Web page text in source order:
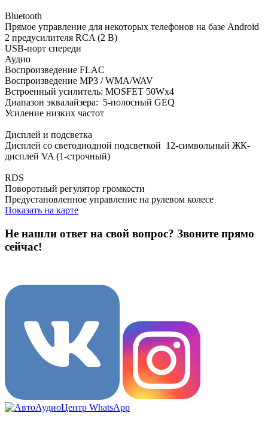
Bluetooth
Прямое управление для некоторых телефонов на базе Android
2 предусилителя RCA (2 В)
USB-порт спереди
Аудио
Воспроизведение FLAC
Воспроизведение MP3 / WMA/WAV
Встроенный усилитель: MOSFET 50Wx4
Диапазон эквалайзера: 5-полосный GEQ
Усиление низких частот
Дисплей и подсветка
Дисплей со светодиодной подсветкой 12-символьный ЖК-
дисплей VA (1-строчный)
RDS
Поворотный регулятор громкости
Предустановленное управление на рулевом колесе
Показать на карте
Не нашли ответ на свой вопрос? Звоните прямо
сейчас!